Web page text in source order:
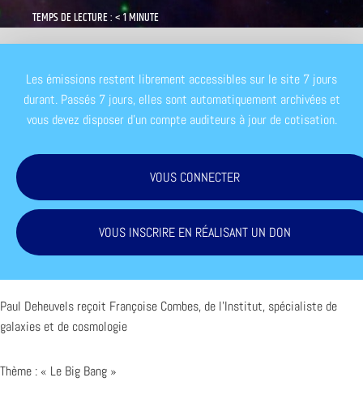
TEMPS DE LECTURE : < 1 MINUTE
Les émissions restent librement accessibles sur le site 7 jours
durant. Passés 7 jours, elles sont automatiquement archivées et
vous devez disposer d'un compte auditeurs à jour de cotisation.
VOUS CONNECTER
VOUS INSCRIRE EN RÉALISANT UN DON
Paul Deheuvels reçoit Françoise Combes, de l’Institut, spécialiste de
galaxies et de cosmologie
Thème : « Le Big Bang »